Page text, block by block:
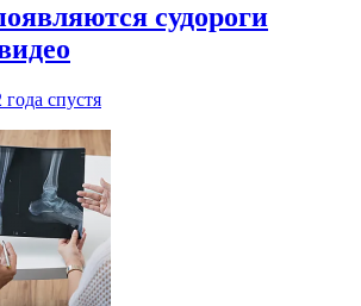
судороги
года спустя